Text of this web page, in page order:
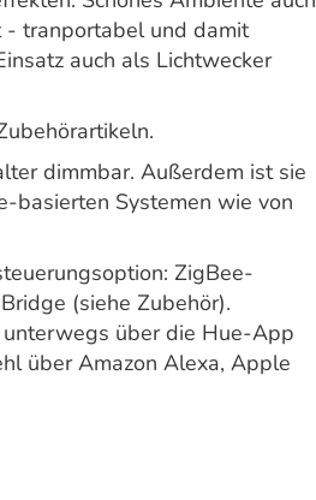
- tranportabel und damit
auch als Lichtwecker
dimmbar. Außerdem ist sie
basierten Systemen wie von
ZigBee-
(siehe Zubehör).
unterwegs über die Hue-App
über Amazon Alexa, Apple